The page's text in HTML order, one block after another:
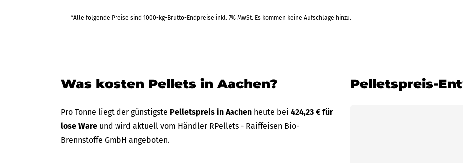
*Alle folgende Preise sind 1000-kg-Brutto-Endpreise inkl. 7% MwSt. Es kommen keine Aufschläge hinzu.
Was kosten Pellets in Aachen?
Pro Tonne liegt der günstigste Pelletspreis in Aachen heute bei 424,23 € für
lose Ware und wird aktuell vom Händler RPellets - Raiffeisen Bio-
Brennstoffe GmbH angeboten.
Pelletspreis-